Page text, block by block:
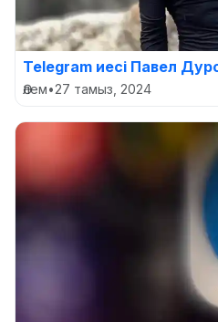
Telegram иесі Павел
Әлем•27 тамыз, 2024